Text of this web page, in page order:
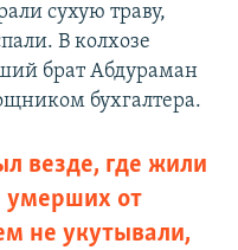
сухую траву,
В колхозе
брат Абдураман
бухгалтера.
везде, где жили
умерших от
не укутывали,